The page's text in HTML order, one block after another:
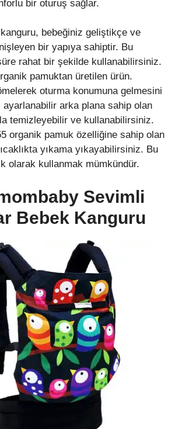
bir oturuş sağlar.
bebeğiniz geliştikçe ve
bir yapıya sahiptir. Bu
rahat bir şekilde kullanabilirsiniz.
pamuktan üretilen ürün.
oturma konumuna gelmesini
arka plana sahip olan
temizleyebilir ve kullanabilirsiniz.
organik pamuk özelliğine sahip olan
yıkama yıkayabilirsiniz. Bu
olarak kullanmak mümkündür.
Sevimli
Bebek Kanguru